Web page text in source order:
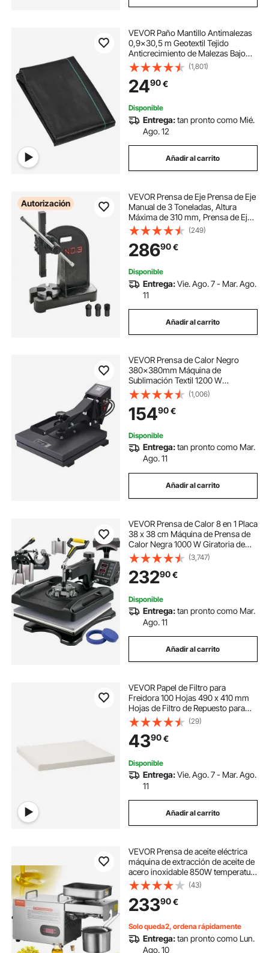
VEVOR Paño Mantillo Antimalezas
0,9x30,5 m Geotextil Tejido
Anticrecimiento de Malezas Bajo
Grava 108 g/m² Paño de PP
Permeable Resistente al Desgarro
para Paisajismo, Cubierta del Suelo,
Negro
(1,801)
2490€
Disponible
Entrega:tan pronto como Mié.
Ago. 12
Añadir al carrito
Autorización
VEVOR Prensa de Eje Prensa de Eje
Manual de 3 Toneladas, Altura
Máxima de 310 mm, Prensa de Eje
de Escritorio Manual de Hierro
Fundido Resistente, Prensa Manual
de Precisión para Estampar, Doblar
(249)
28690€
Disponible
Entrega:Vie. Ago. 7 - Mar. Ago.
11
Añadir al carrito
VEVOR Prensa de Calor Negro
380x380mm Máquina de
Sublimación Textil 1200 W
Calentamiento Rápido Prensa de
Calor por Transferencia por
Sublimación Digital e Industrial para
Camiseta, Bolso, Almohada
(1,006)
15490€
Disponible
Entrega:tan pronto como Mar.
Ago. 11
Añadir al carrito
VEVOR Prensa de Calor 8 en 1 Placa
38 x 38 cm Máquina de Prensa de
Calor Negra 1000 W Giratoria de
360 Grados Pantalla Digital Prensa
de Transferencia para Camiseta
Taza Sombrero Tapa
(3,747)
23290€
Disponible
Entrega:tan pronto como Mar.
Ago. 11
Añadir al carrito
VEVOR Papel de Filtro para
Freidora 100 Hojas 490 x 410 mm
Hojas de Filtro de Repuesto para
Freidora Comercial de 18L/38L para
Restaurante, Tienda de Comida
Rápida, Puesto de Concesión de
Carnaval
(29)
4390€
Disponible
Entrega:Vie. Ago. 7 - Mar. Ago.
11
Añadir al carrito
VEVOR Prensa de aceite eléctrica
máquina de extracción de aceite de
acero inoxidable 850W temperatura
ajustable 0-300°C expulsor de
aceite de prensa para exprimir
cacahuetes, semillas de sésamo
(43)
23390€
Solo queda2, ordena rápidamente
Entrega:tan pronto como Lun.
Ago. 10